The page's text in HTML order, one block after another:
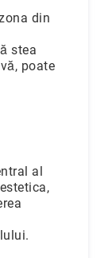
din
stea
poate
al